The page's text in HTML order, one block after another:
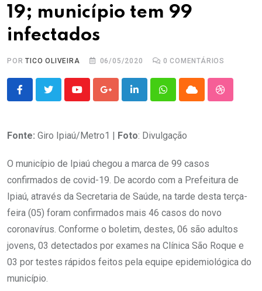
19; município tem 99
infectados
PORTICO OLIVEIRA 06/05/2020 0 COMENTÁRIOS
YoutubeGoogle+LinkedInWhatsappCloud
Fonte: Giro Ipiaú/Metro1 | Foto: Divulgação
O município de Ipiaú chegou a marca de 99 casos
confirmados de covid-19. De acordo com a Prefeitura de
Ipiaú, através da Secretaria de Saúde, na tarde desta terça-
feira (05) foram confirmados mais 46 casos do novo
coronavírus. Conforme o boletim, destes, 06 são adultos
jovens, 03 detectados por exames na Clínica São Roque e
03 por testes rápidos feitos pela equipe epidemiológica do
município.